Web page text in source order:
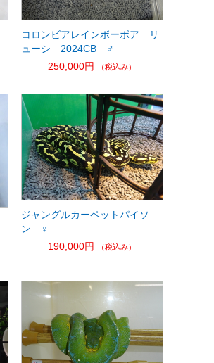
コロンビアレインボーボア リ
ューシ 2024CB ♂
250,000円
（税込み）
ジャングルカーペットパイソ
ン ♀
190,000円
（税込み）